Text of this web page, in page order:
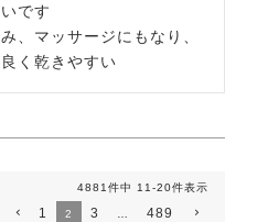
です
、マッサージにもなり、
く乾きやすい
4881件中 11-20件表示
1 2 3 489